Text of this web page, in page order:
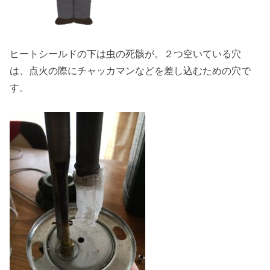
ヒートシールドの下は虫の死骸が。２つ空いている穴
は、点火の際にチャッカマンなどを差し込むための穴で
す。